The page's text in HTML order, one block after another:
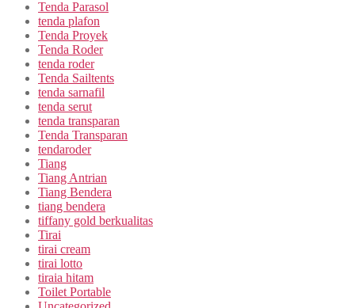
Tenda Parasol
tenda plafon
Tenda Proyek
Tenda Roder
tenda roder
Tenda Sailtents
tenda sarnafil
tenda serut
tenda transparan
Tenda Transparan
tendaroder
Tiang
Tiang Antrian
Tiang Bendera
tiang bendera
tiffany gold berkualitas
Tirai
tirai cream
tirai lotto
tiraia hitam
Toilet Portable